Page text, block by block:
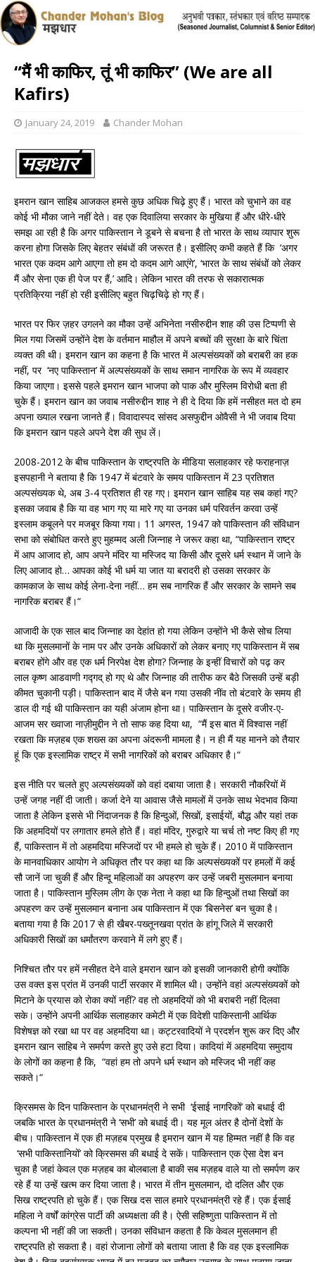
“मैं भी काफिर, तूं भी काफिर” (We are all
Kafirs)
January 24, 2019 Chander Mohan
इमरान खान साहिब आजकल हमसे कुछ अधिक चिढ़े हुए हैं। भारत को चुभाने का वह
कोई भी मौका जाने नहीं देते। वह एक दिवालिया सरकार के मुखिया हैं और धीरे-धीरे
समझ आ रही है कि अगर पाकिस्तान ने डूबने से बचना है तो भारत के साथ व्यापार शुरू
करना होगा जिसके लिए बेहतर संबंधों की जरूरत है। इसीलिए कभी कहते हैं कि ‘अगर
भारत एक कदम आगे आएगा तो हम दो कदम आगे आएंगे’, ‘भारत के साथ संबंधों को लेकर
मैं और सेना एक ही पेज पर हैं,’ आदि। लेकिन भारत की तरफ से सकारात्मक
प्रतिक्रिया नहीं हो रही इसीलिए बहुत चिढ़चिढ़े हो गए हैं।
भारत पर फिर ज़हर उगलने का मौका उन्हें अभिनेता नसीरुद्दीन शाह की उस टिप्पणी से
मिल गया जिसमें उन्होंने देश के वर्तमान माहौल में अपने बच्चों की सुरक्षा के बारे चिंता
व्यक्त की थी। इमरान खान का कहना है कि भारत में अल्पसंख्यकों को बराबरी का हक
नहीं, पर ‘नए पाकिस्तान’ में अल्पसंख्यकों के साथ समान नागरिक के रूप में व्यवहार
किया जाएगा। इससे पहले इमरान खान भाजपा को पाक और मुस्लिम विरोधी बता ही
चुके हैं। इमरान खान का जवाब नसीरुद्दीन शाह ने ही दे दिया कि हमें नसीहत मत दो हम
अपना ख्याल रखना जानते हैं। विवादास्पद सांसद असफुद्दीन ओवैसी ने भी जवाब दिया
कि इमरान खान पहले अपने देश की सुध लें।
2008-2012 के बीच पाकिस्तान के राष्ट्रपति के मीडिया सलाहकार रहे फराहनाज़
इसपहानी ने बताया है कि 1947 में बंटवारे के समय पाकिस्तान में 23 प्रतिशत
अल्पसंख्यक थे, अब 3-4 प्रतिशत ही रह गए। इमरान खान साहिब यह सब कहां गए?
इसका जवाब है कि या वह भाग गए या मारे गए या उनका धर्म परिवर्तन करवा उन्हें
इस्लाम कबूलने पर मजबूर किया गया। 11 अगस्त, 1947 को पाकिस्तान की संविधान
सभा को संबोधित करते हुए मुहम्मद अली जिन्नाह ने जरूर कहा था, “पाकिस्तान राष्ट्र
में आप आजाद हो, आप अपने मंदिर या मस्जिद या किसी और दूसरे धर्म स्थान में जाने के
लिए आजाद हो… आपका कोई भी धर्म या जात या बरादरी हो उसका सरकार के
कामकाज के साथ कोई लेना-देना नहीं… हम सब नागरिक हैं और सरकार के सामने सब
नागरिक बराबर हैं।“
आजादी के एक साल बाद जिन्नाह का देहांत हो गया लेकिन उन्होंने भी कैसे सोच लिया
था कि मुसलमानों के नाम पर और उनके अधिकारों को लेकर बनाए गए पाकिस्तान में सब
बराबर होंगे और वह एक धर्म निरपेक्ष देश होगा? जिन्नाह के इन्हीं विचारों को पढ़ कर
लाल कृष्ण आडवाणी गद्गद् हो गए थे और जिन्नाह की तारीफ कर बैठे जिसकी उन्हें बड़ी
कीमत चुकानी पड़ी। पाकिस्तान बाद में जैसे बन गया उसकी नींव तो बंटवारे के समय ही
डाल दी गई थी पाकिस्तान का यही अंजाम होना था। पाकिस्तान के दूसरे वजीर-ए-
आजम सर ख्वाजा नाज़ीमुद्दीन ने तो साफ कह दिया था, “मैं इस बात में विश्वास नहीं
रखता कि मज़हब एक शख्स का अपना अंदरूनी मामला है। न ही मैं यह मानने को तैयार
हूं कि एक इस्लामिक राष्ट्र में सभी नागरिकों को बराबर अधिकार है।“
इस नीति पर चलते हुए अल्पसंख्यकों को वहां दबाया जाता है। सरकारी नौकरियों में
उन्हें जगह नहीं दी जाती। कर्जा देने या आवास जैसे मामलों में उनके साथ भेदभाव किया
जाता है लेकिन इससे भी निंदाजनक है कि हिन्दुओं, सिखों, इसाईयों, बौद्ध और यहां तक
कि अहमदियों पर लगातार हमले होते हैं। वहां मंदिर, गुरुद्वारे या चर्च तो नष्ट किए ही गए
हैं, पाकिस्तान में तो अहमदिया मस्जिदों पर भी हमले हो चुके हैं। 2010 में पाकिस्तान
के मानवाधिकार आयोग ने अधिकृत तौर पर कहा था कि अल्पसंख्यकों पर हमलों में कई
सौ जानें जा चुकी हैं और हिन्दू महिलाओं का अपहरण कर उन्हें जबरी मुसलमान बनाया
जाता है। पाकिस्तान मुस्लिम लीग के एक नेता ने कहा था कि हिन्दुओं तथा सिखों का
अपहरण कर उन्हें मुसलमान बनाना अब पाकिस्तान में एक ‘बिसनेस’ बन चुका है।
बताया गया है कि 2017 से ही खैबर-पख्तूनखवा प्रांत के हांगू जिले में सरकारी
अधिकारी सिखों का धर्मांतरण करवाने में लगे हुए हैं।
निश्चित तौर पर हमें नसीहत देने वाले इमरान खान को इसकी जानकारी होगी क्योंकि
उस वक्त इस प्रांत में उनकी पार्टी सरकार में शामिल थी। उन्होंने वहां अल्पसंख्यकों को
मिटाने के प्रयास को रोका क्यों नहीं? वह तो अहमदियों को भी बराबरी नहीं दिलवा
सके। उन्होंने अपनी आर्थिक सलाहकार कमेटी में एक विदेशी पाकिस्तानी आर्थिक
विशेषज्ञ को रखा था पर वह अहमदिया था। कट्टरवादियों ने प्रदर्शन शुरू कर दिए और
इमरान खान साहिब ने समर्पण करते हुए उसे हटा दिया। कादियां में अहमदिया समुदाय
के लोगों का कहना है कि, “वहां हम तो अपने धर्म स्थान को मस्जिद भी नहीं कह
सकते।“
क्रिसमस के दिन पाकिस्तान के प्रधानमंत्री ने सभी ‘ईसाई नागरिकों’ को बधाई दी
जबकि भारत के प्रधानमंत्री ने ‘सभी’ को बधाई दी। यह मूल अंतर है दोनों देशों के
बीच। पाकिस्तान में एक ही मज़हब प्रमुख है इमरान खान में यह हिम्मत नहीं है कि वह
‘सभी पाकिस्तानियों’ को क्रिसमस की बधाई दे सकें। पाकिस्तान एक ऐसा देश बन
चुका है जहां केवल एक मज़हब का बोलबाला है बाकी सब मज़हब वाले या तो समर्पण कर
रहे हैं या उन्हें खत्म कर दिया जाता है। भारत में तीन मुसलमान, दो दलित और एक
सिख राष्ट्रपति हो चुके हैं। एक सिख दस साल हमारे प्रधानमंत्री रहे हैं। एक ईसाई
महिला ने वर्षों कांग्रेस पार्टी की अध्यक्षता की है। ऐसी सहिष्णुता पाकिस्तान में तो
कल्पना भी नहीं की जा सकती। उनका संविधान कहता है कि केवल मुसलमान ही
राष्ट्रपति हो सकता है। वहां रोजाना लोगों को बताया जाता है कि वह एक इस्लामिक